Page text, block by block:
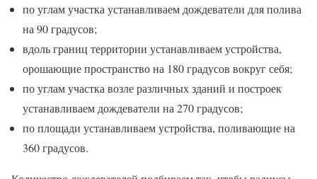
по углам участка устанавливаем дождеватели для полива
на 90 градусов;
вдоль границ территории устанавливаем устройства,
орошающие пространство на 180 градусов вокруг себя;
по углам участка возле различных зданий и построек
устанавливаем дождеватели на 270 градусов;
по площади устанавливаем устройства, поливающие на
360 градусов.